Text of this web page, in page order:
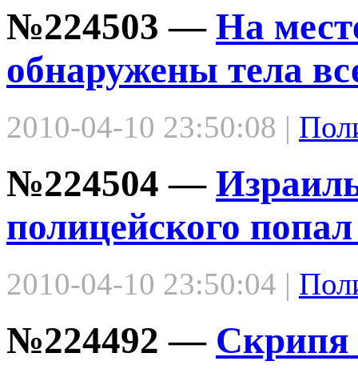
№224503 — На
обнаружены тела
2010-04-10 23:50:08 |
№224504 —
полицейского
2010-04-10 23:50:04 |
№224492 — Скрипя